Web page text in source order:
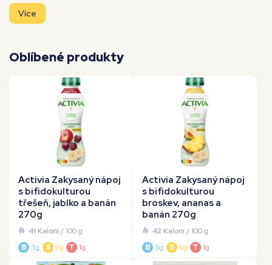
Více
Oblíbené produkty
Activia Zakysaný nápoj
s bifidokulturou
třešeň, jablko a banán
270g
41 Kalorií/ 100 g
B 3g S 6g T 1g
Activia Zakysaný nápoj
s bifidokulturou
broskev, ananas a
banán 270g
42 Kalorií/ 100 g
B 3g S 6g T 1g